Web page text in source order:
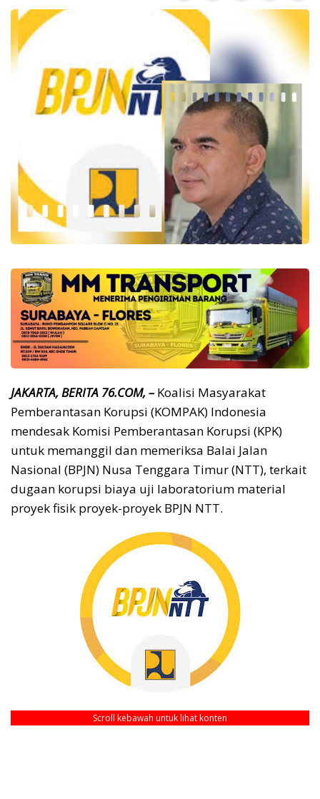
JAKARTA, BERITA 76.COM, – Koalisi Masyarakat
Pemberantasan Korupsi (KOMPAK) Indonesia
mendesak Komisi Pemberantasan Korupsi (KPK)
untuk memanggil dan memeriksa Balai Jalan
Nasional (BPJN) Nusa Tenggara Timur (NTT), terkait
dugaan korupsi biaya uji laboratorium material
proyek fisik proyek-proyek BPJN NTT.
Scroll kebawah untuk lihat konten